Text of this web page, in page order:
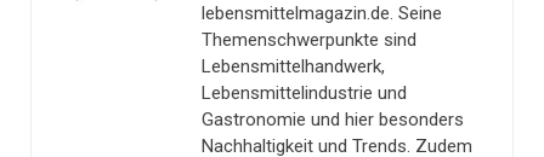
lebensmittelmagazin.de. Seine
Themenschwerpunkte sind
Lebensmittelhandwerk,
Lebensmittelindustrie und
Gastronomie und hier besonders
Nachhaltigkeit und Trends. Zudem